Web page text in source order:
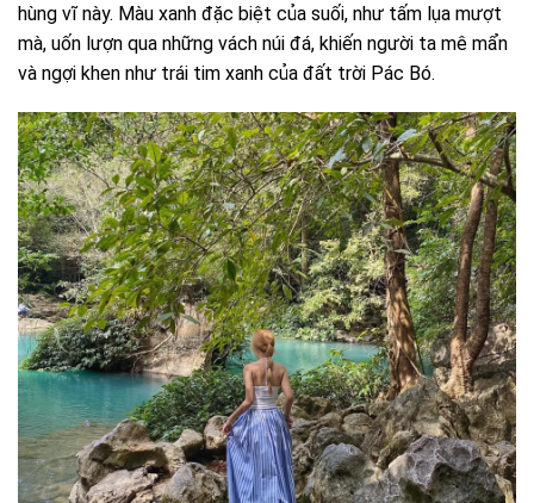
hùng vĩ này. Màu xanh đặc biệt của suối, như tấm lụa mượt
mà, uốn lượn qua những vách núi đá, khiến người ta mê mẩn
và ngợi khen như trái tim xanh của đất trời Pác Bó.